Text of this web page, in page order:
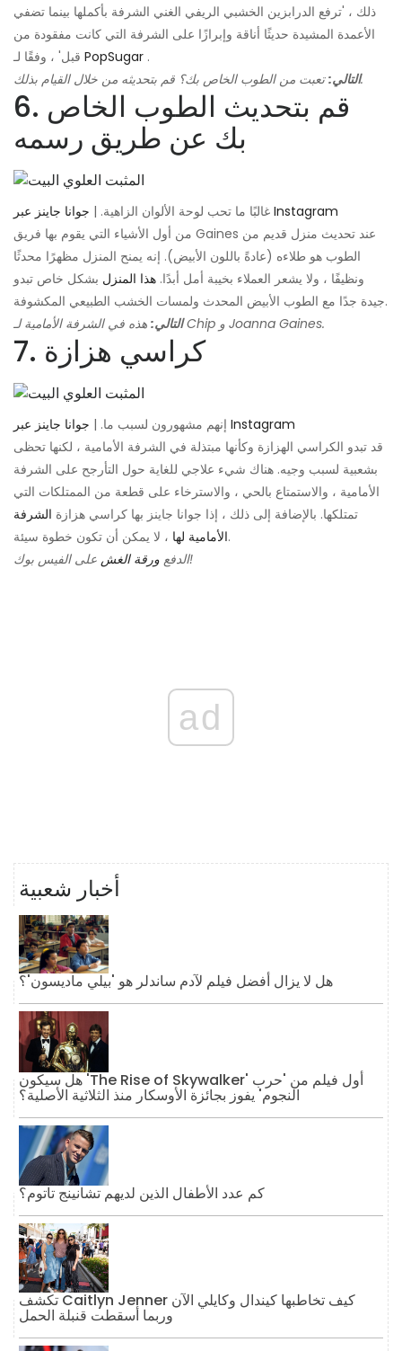
ذلك ، 'ترفع الدرابزين الخشبي الريفي الغني الشرفة بأكملها بينما تضفي
الأعمدة المشيدة حديثًا أناقة وإبرازًا على الشرفة التي كانت مفقودة من
PopSugar .
التالي:تعبت من الطوب الخاص بك؟ قم بتحديثه من خلال القيام بذلك.
6. قم بتحديث الطوب الخاص
بك عن طريق رسمه
غالبًا ما تحب لوحة الألوان الزاهية. | جوانا جاينز عبر Instagram
من أول الأشياء التي يقوم بها فريق Gaines عند تحديث منزل قديم من
الطوب هو طلاءه (عادةً باللون الأبيض). إنه يمنح المنزل مظهرًا محدثًا
ونظيفًا ، ولا يشعر العملاء بخيبة أمل أبدًا. هذا المنزل بشكل خاص تبدو
جيدة جدًا مع الطوب الأبيض المحدث ولمسات الخشب الطبيعي المكشوفة.
التالي:
هذه في الشرفة الأمامية لـ Chip و Joanna Gaines.
7. كراسي هزازة
إنهم مشهورون لسبب ما. | جوانا جاينز عبر Instagram
قد تبدو الكراسي الهزازة وكأنها مبتذلة في الشرفة الأمامية ، لكنها تحظى
بشعبية لسبب وجيه. هناك شيء علاجي للغاية حول التأرجح على الشرفة
الأمامية ، والاستمتاع بالحي ، والاسترخاء على قطعة من الممتلكات التي
تمتلكها. بالإضافة إلى ذلك ، إذا جوانا جاينز بها كراسي هزازة الشرفة
الأمامية لها، لا يمكن أن تكون خطوة سيئة.
الدفع ورقة الغش على الفيس بوك!
ad
أخبار شعبية
هل لا يزال أفضل فيلم لآدم ساندلر هو 'بيلي ماديسون'؟
هل سيكون 'The Rise of Skywalker' أول فيلم من 'حرب
النجوم' يفوز بجائزة الأوسكار منذ الثلاثية الأصلية؟
كم عدد الأطفال الذين لديهم تشانينج تاتوم؟
تكشف Caitlyn Jenner كيف تخاطبها كيندال وكايلي الآن
وربما أسقطت قنبلة الحمل